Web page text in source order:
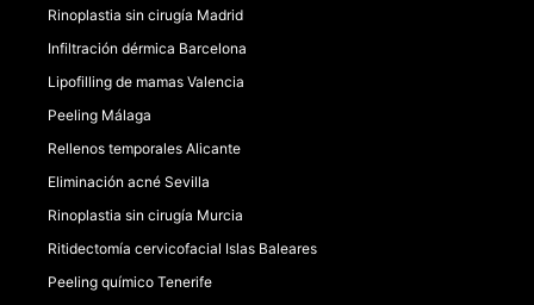
Rinoplastia sin cirugía Madrid
Infiltración dérmica Barcelona
Lipofilling de mamas Valencia
Peeling Málaga
Rellenos temporales Alicante
Eliminación acné Sevilla
Rinoplastia sin cirugía Murcia
Ritidectomía cervicofacial Islas Baleares
Peeling químico Tenerife